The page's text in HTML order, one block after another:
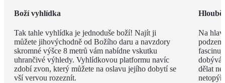
Boží vyhlídka
Tak tahle vyhlídka je jednoduše boží! Najít ji
můžete jihovýchodně od Božího daru a navzdory
skromné výšce 8 metrů vám nabídne vskutku
uhrančivé výhledy. Vyhlídkovou platformu navíc
zdobí zvon, který můžete na oslavu jejího dobytí se
vší vervou rozeznít.
Na
dělat